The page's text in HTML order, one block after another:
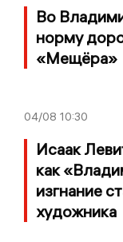
Во
норму
«Мещёра»
04/08 10:30
Исаак
как
изгнание
художника